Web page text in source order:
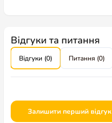
Відгуки та питання
Відгуки (0) Питання (0)
Залишити перший відгук